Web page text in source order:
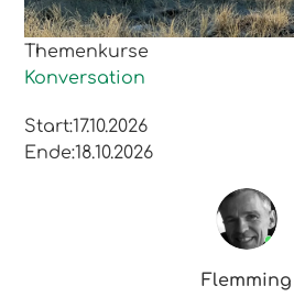
A1–Anfänger mit geringen
Themenkurse
Konversation
Start:17.10.2026
Ende:18.10.2026
Flemming